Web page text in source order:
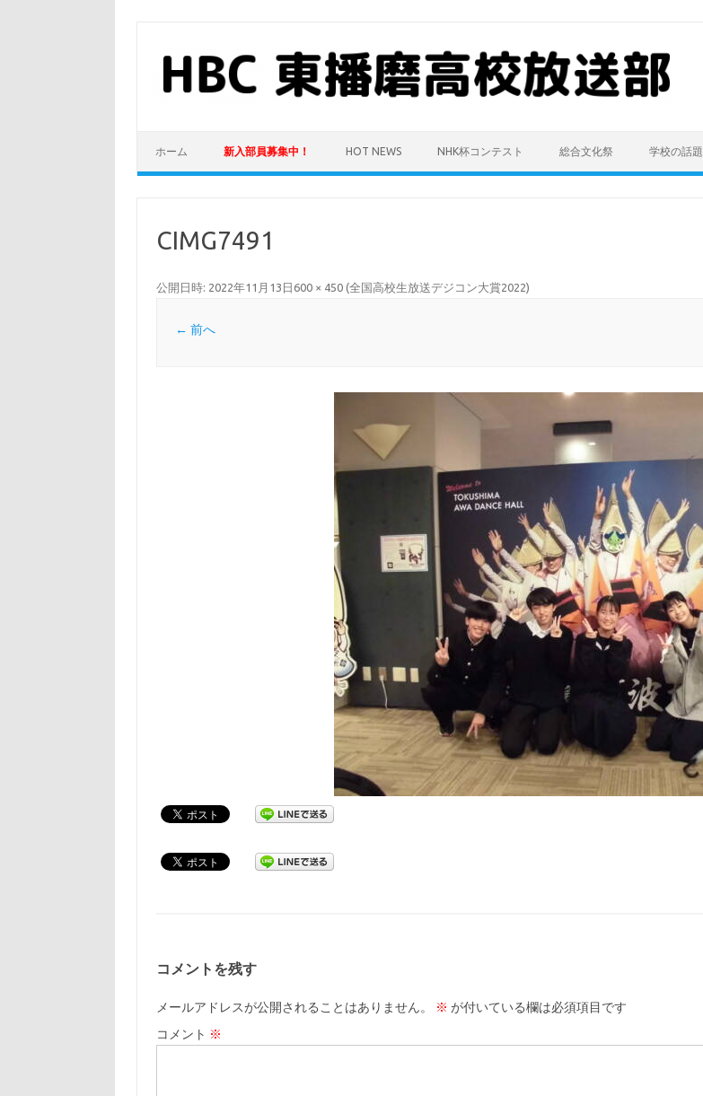
ホーム 新入部員募集中！ HOT NEWS NHK杯コンテスト 総合文化祭 学校の話題
CIMG7491
公開日時: 2022年11月13日 600 × 450(全国高校生放送デジコン大賞2022)
← 前へ
コメントを残す
メールアドレスが公開されることはありません。 ※ が付いている欄は必須項目です
コメント ※